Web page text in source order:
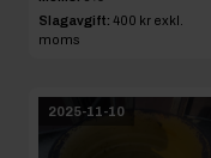
Slagavgift: 400 kr exkl.
moms
2025-11-10